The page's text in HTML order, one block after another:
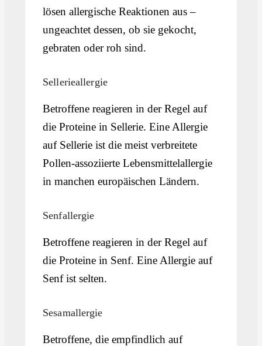
lösen allergische Reaktionen aus –
ungeachtet dessen, ob sie gekocht,
gebraten oder roh sind.
Sellerieallergie
Betroffene reagieren in der Regel auf
die Proteine in Sellerie. Eine Allergie
auf Sellerie ist die meist verbreitete
Pollen-assoziierte Lebensmittelallergie
in manchen europäischen Ländern.
Senfallergie
Betroffene reagieren in der Regel auf
die Proteine in Senf. Eine Allergie auf
Senf ist selten.
Sesamallergie
Betroffene, die empfindlich auf